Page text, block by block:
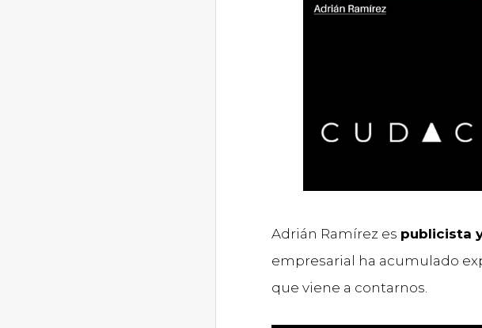
Adrián Ramírez es publicista
empresarial ha acumulado
que viene a contarnos.